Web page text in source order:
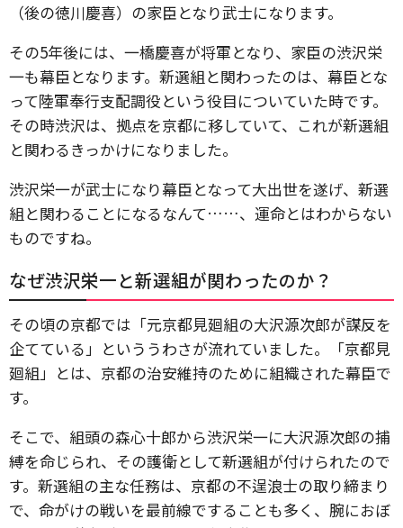
（後の徳川慶喜）の家臣となり武士になります。
その5年後には、一橋慶喜が将軍となり、家臣の渋沢栄
一も幕臣となります。新選組と関わったのは、幕臣とな
って陸軍奉行支配調役という役目についていた時です。
その時渋沢は、拠点を京都に移していて、これが新選組
と関わるきっかけになりました。
渋沢栄一が武士になり幕臣となって大出世を遂げ、新選
組と関わることになるなんて……、運命とはわからない
ものですね。
なぜ渋沢栄一と新選組が関わったのか？
その頃の京都では「元京都見廻組の大沢源次郎が謀反を
企てている」といううわさが流れていました。「京都見
廻組」とは、京都の治安維持のために組織された幕臣で
す。
そこで、組頭の森心十郎から渋沢栄一に大沢源次郎の捕
縛を命じられ、その護衛として新選組が付けられたので
す。新選組の主な任務は、京都の不逞浪士の取り締まり
で、命がけの戦いを最前線ですることも多く、腕におぼ